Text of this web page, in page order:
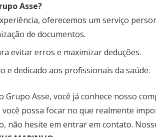
Asse?
oferecemos um serviço
de documentos.
evitar erros e maximizar deduções.
e dedicado aos profissionais da saúde.
Grupo Asse, você já conhece nosso
você possa focar no que realmente
não hesite em entrar em contato.